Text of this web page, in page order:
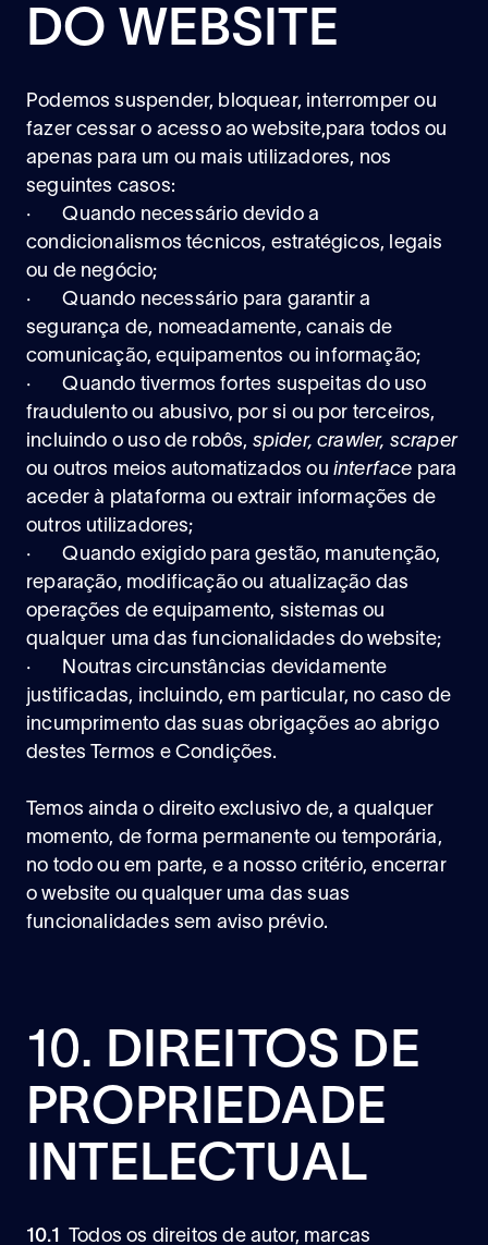
DO WEBSITE
Podemos suspender, bloquear, interromper ou
fazer cessar o acesso ao website,para todos ou
apenas para um ou mais utilizadores, nos
seguintes casos:
· Quando necessário devido a
condicionalismos técnicos, estratégicos, legais
ou de negócio;
· Quando necessário para garantir a
segurança de, nomeadamente, canais de
comunicação, equipamentos ou informação;
· Quando tivermos fortes suspeitas do uso
fraudulento ou abusivo, por si ou por terceiros,
incluindo o uso de robôs, spider, crawler, scraper
ou outros meios automatizados ou interface para
aceder à plataforma ou extrair informações de
outros utilizadores;
· Quando exigido para gestão, manutenção,
reparação, modificação ou atualização das
operações de equipamento, sistemas ou
qualquer uma das funcionalidades do website;
· Noutras circunstâncias devidamente
justificadas, incluindo, em particular, no caso de
incumprimento das suas obrigações ao abrigo
destes Termos e Condições.
Temos ainda o direito exclusivo de, a qualquer
momento, de forma permanente ou temporária,
no todo ou em parte, e a nosso critério, encerrar
o website ou qualquer uma das suas
funcionalidades sem aviso prévio.
10. DIREITOS DE
PROPRIEDADE
INTELECTUAL
10.1 Todos os direitos de autor, marcas